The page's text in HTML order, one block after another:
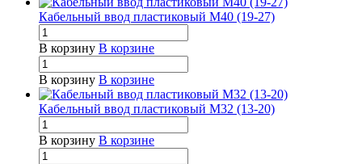
Кабельный ввод пластиковый М40 (19-27)
В корзину В корзине
В корзину В корзине
Кабельный ввод пластиковый М32 (13-20)
В корзину В корзине